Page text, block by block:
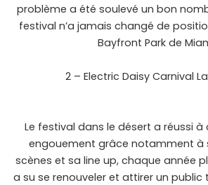
problème a été soulevé un bon
festival n’a jamais changé de
Bayfront Park de
2 – Electric Daisy Carnival
Le festival dans le désert a réussi à
engouement grâce notamment à
scènes et sa line up, chaque année
a su se renouveler et attirer un public